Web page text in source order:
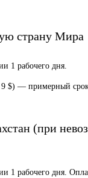
страну Мира
1 рабочего дня.
$) — примерный
(при
1 рабочего дня.